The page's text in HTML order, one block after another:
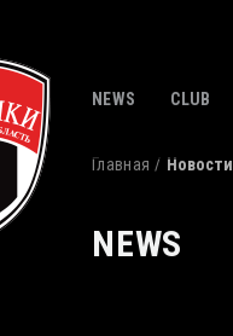
NEWS CLUB
Главная Новости
NEWS